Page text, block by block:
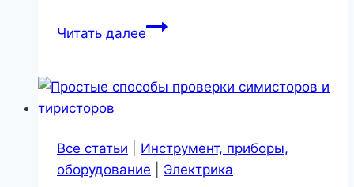
Читать далееЧто
унитаз
гид
по
Все статьи
Инструмент, приборы,
оборудование
Электрика